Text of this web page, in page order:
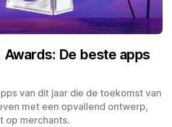
De beste apps
van dit jaar die de toekomst van
met een opvallend ontwerp,
op merchants.